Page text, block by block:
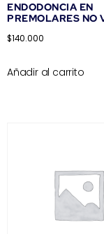
ENDODONCIA EN
PREMOLARES NO
$140.000
Añadir al carrito